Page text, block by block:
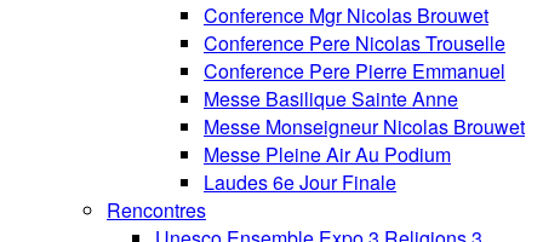
Conference Mgr Nicolas Brouwet
Conference Pere Nicolas Trouselle
Conference Pere Pierre Emmanuel
Messe Basilique Sainte Anne
Messe Monseigneur Nicolas Brouwet
Messe Pleine Air Au Podium
Laudes 6e Jour Finale
Rencontres